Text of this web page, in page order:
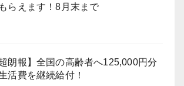
らえます！8月末まで
超朗報】全国の高齢者へ125,000円分
活費を継続給付！